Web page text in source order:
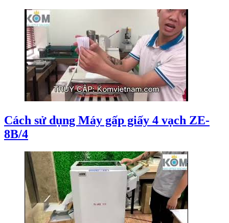
Cách sử dụng Máy gấp giấy 4 vạch ZE-
8B/4